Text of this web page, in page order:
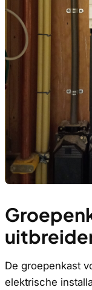
De groepenkast
elektrische